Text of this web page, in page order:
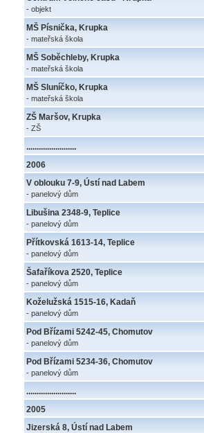
- objekt
MŠ Písnička, Krupka
- mateřská škola
MŠ Soběchleby, Krupka
- mateřská škola
MŠ Sluníčko, Krupka
- mateřská škola
ZŠ Maršov, Krupka
- ZŠ
........................
2006
V oblouku 7-9, Ústí nad Labem
- panelový dům
Libušina 2348-9, Teplice
- panelový dům
Přítkovská 1613-14, Teplice
- panelový dům
Šafaříkova 2520, Teplice
- panelový dům
Koželužská 1515-16, Kadaň
- panelový dům
Pod Břízami 5242-45, Chomutov
- panelový dům
Pod Břízami 5234-36, Chomutov
- panelový dům
........................
2005
Jizerská 8, Ústí nad Labem